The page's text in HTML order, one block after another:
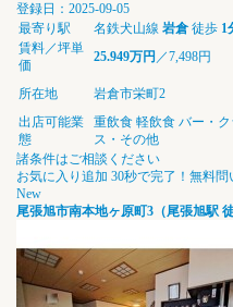
登録日：2025-09-05
最寄り駅
名鉄犬山線 岩倉 徒歩 1
賃料／坪単
価
25.949万円 ／7,498円
所在地 岩倉市栄町2
出店可能業
態
重飲食 軽飲食 バー・
ス・その他
諸条件はご相談ください
お気に入り追加 30秒で完了！無料問
New
尾張旭市南本地ヶ原町3（尾張旭駅